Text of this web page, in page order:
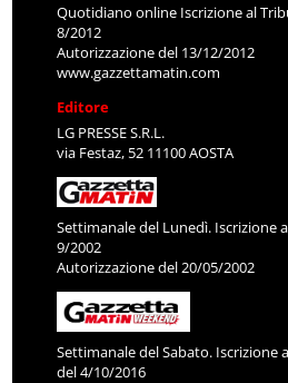
Quotidiano online Iscrizione al
8/2012
Autorizzazione del 13/12/2012
www.gazzettamatin.com
Editore
LG PRESSE S.R.L.
via Festaz, 52 11100 AOSTA
Settimanale del Lunedì. Iscrizione
9/2002
Autorizzazione del 20/05/2002
Settimanale del Sabato. Iscrizione
del 4/10/2016